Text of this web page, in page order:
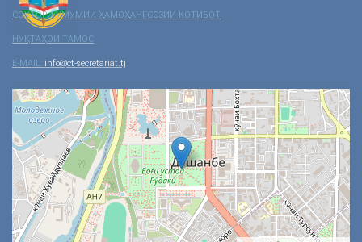
СОХТОРИ УМУМИИ ҲАМОҲАНГСОЗИИ КОТИБОТ
НУҚТАҲОИ ТАМОС
E-MAIL: info@ct-secretariat.tj